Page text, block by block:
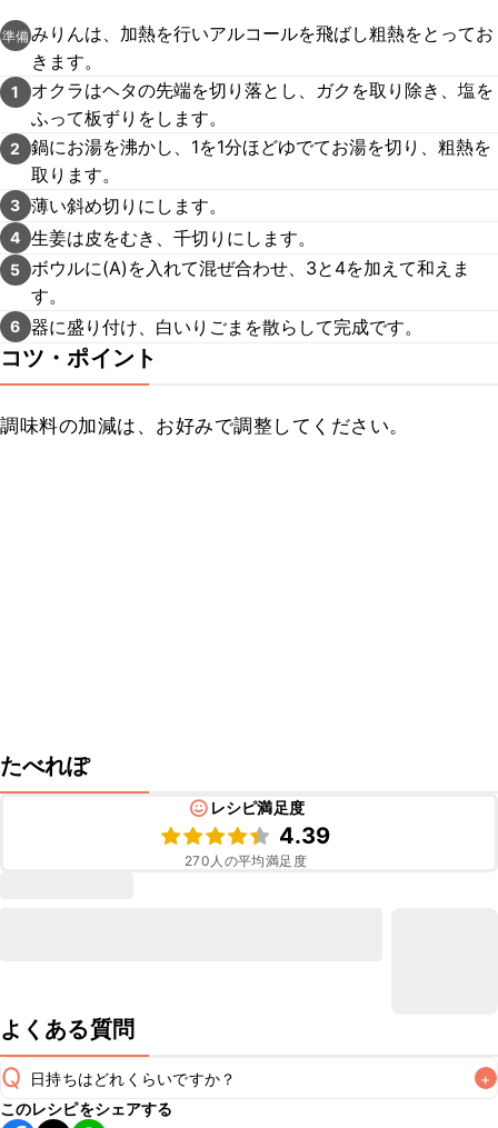
準備みりんは、加熱を行いアルコールを飛ばし粗熱をとってお
きます。
1
オクラはヘタの先端を切り落とし、ガクを取り除き、塩を
ふって板ずりをします。
2
鍋にお湯を沸かし、1を1分ほどゆでてお湯を切り、粗熱を
取ります。
3 薄い斜め切りにします。
4 生姜は皮をむき、千切りにします。
5 ボウルに(A)を入れて混ぜ合わせ、3と4を加えて和えま
す。
6 器に盛り付け、白いりごまを散らして完成です。
コツ・ポイント
調味料の加減は、お好みで調整してください。
たべれぽ
レシピ満足度
4.39
270 人の平均満足度
よくある質問
Q 日持ちはどれくらいですか？ +
このレシピをシェアする